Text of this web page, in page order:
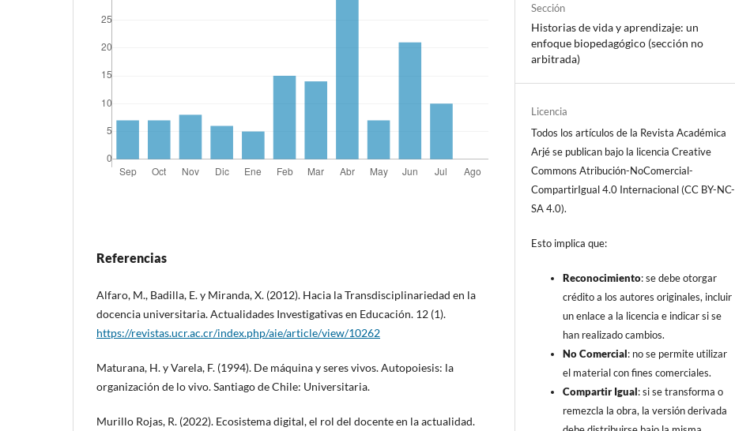
Referencias
Alfaro, M., Badilla, E. y Miranda, X. (2012). Hacia la Transdisciplinariedad en la
docencia universitaria. Actualidades Investigativas en Educación. 12 (1).
https://revistas.ucr.ac.cr/index.php/aie/article/view/10262
Maturana, H. y Varela, F. (1994). De máquina y seres vivos. Autopoiesis: la
organización de lo vivo. Santiago de Chile: Universitaria.
Murillo Rojas, R. (2022). Ecosistema digital, el rol del docente en la actualidad.
Sección
Historias de vida y aprendizaje: un
enfoque biopedagógico (sección no
arbitrada)
Licencia
Todos los artículos de la Revista Académica
Arjé se publican bajo la licencia Creative
Commons Atribución-NoComercial-
CompartirIgual 4.0 Internacional (CC BY-NC-
SA 4.0).
Esto implica que:
Reconocimiento: se debe otorgar
crédito a los autores originales, incluir
un enlace a la licencia e indicar si se
han realizado cambios.
No Comercial: no se permite utilizar
el material con fines comerciales.
Compartir Igual: si se transforma o
remezcla la obra, la versión derivada